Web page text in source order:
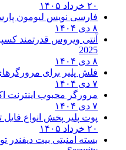
۲۰ خرداد ۱۴۰۵
فارسی نویس لیومون
۸ دی ۱۴۰۴
آنتی ویروس قدرتمند
2025
۸ دی ۱۴۰۴
فلش پلیر برای
۷ دی ۱۴۰۴
مرورگر محبوب اینترنت
۷ دی ۱۴۰۴
پوت پلیر پخش انواع
۲۰ خرداد ۱۴۰۵
بسته امنیتی بیت دیفندر